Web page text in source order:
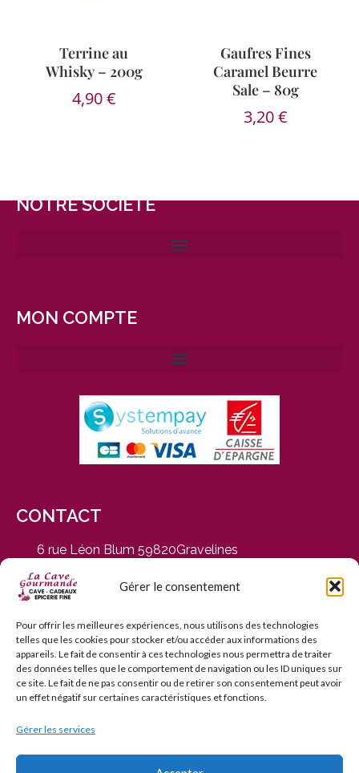
Gérer le consentement
Pour offrir les meilleures expériences, nous utilisons des technologies
telles que les cookies pour stocker et/ou accéder aux informations des
appareils. Le fait de consentir à ces technologies nous permettra de traiter
des données telles que le comportement de navigation ou les ID uniques sur
ce site. Le fait de ne pas consentir ou de retirer son consentement peut avoir
un effet négatif sur certaines caractéristiques et fonctions.
Gérer les services
Terrine au
Whisky – 200g
4,90€
Gaufres Fines
Caramel Beurre
Sale – 80g
3,20€
NOTRE SOCIÉTÉ
MON COMPTE
CONTACT
6 rue Léon Blum 59820Gravelines
du Mardi au Samedi, de 9h30 à 12h30 et de 14h30 à
19h
03 28 65 01 92
contact@cavegourmande.fr
www.cavegourmande.fr
L’ABUS D’ALCOOL EST DANGEREUX POUR LA SANTÉ — À
CONSOMMER AVEC MODÉRATION — INTERDICTION DE
VENTE AUX MINEURS DE MOINS DE 18 ANS